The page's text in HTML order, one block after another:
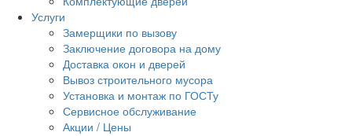
Услуги
Замерщики по вызову
Заключение договора на дому
Доставка окон и дверей
Вывоз строительного мусора
Установка и монтаж по ГОСТу
Сервисное обслуживание
Акции / Цены